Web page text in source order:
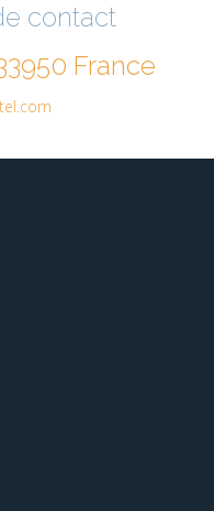
contact
France